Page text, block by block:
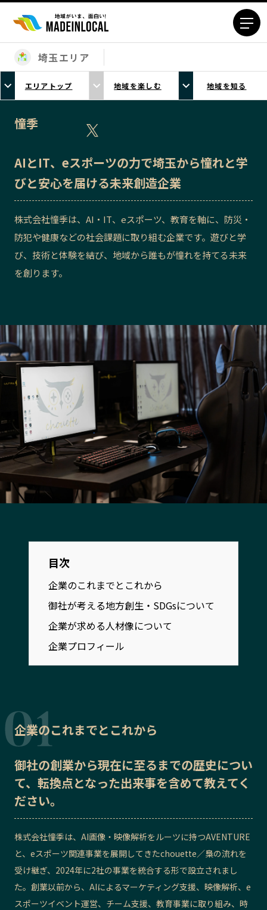
エリアから探す
北海道エリア
青森エリア
岩手エリア
栃木エリア
群馬エリア
埼玉エリア
千葉エリア
神奈川エリア
新潟エリア
富山エリア
石川エリア
福井エリア
山梨エリア
京都エリア
大阪市エリア
北摂エリア
堺・泉州エリア
兵庫エリア
奈良エリア
和歌山エリア
鳥取エリア
島根エリア
岡山エリア
広島エリア
山口エリア
徳島エリア
香川エリア
愛媛エリア
高知エリア
福岡エリア
佐賀エリア
長崎エリア
宮崎エリア
鹿児島エリア
沖縄エリア
カテゴリから探す
特集コンテンツ
プレスリリース
地域豆知識
ニッポンの百選大全集
Sporkle
「人」から探す
記事ライター アンバサダー
お問い合わせ 会社概要
埼玉エリア
エリアトップ 地域を楽しむ 地域を知る
憧季
AIとIT、eスポーツの力で埼玉から憧れと学
びと安心を届ける未来創造企業
株式会社憧季は、AI・IT、eスポーツ、教育を軸に、防災・
防犯や健康などの社会課題に取り組む企業です。遊びと学
び、技術と体験を結び、地域から誰もが憧れを持てる未来
を創ります。
目次
企業のこれまでとこれから
御社が考える地方創生・SDGsについて
企業が求める人材像について
企業プロフィール
企業のこれまでとこれから
御社の創業から現在に至るまでの歴史につい
て、転換点となった出来事を含めて教えてく
ださい。
株式会社憧季は、AI画像・映像解析をルーツに持つAVENTURE
と、eスポーツ関連事業を展開してきたchouette／梟の流れを
受け継ぎ、2024年に2社の事業を統合する形で設立されまし
た。創業以前から、AIによるマーケティング支援、映像解析、e
スポーツイベント運営、チーム支援、教育事業に取り組み、時